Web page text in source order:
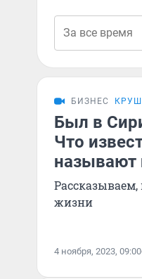
БИЗНЕС
Был в
Что
называют
Рассказываем,
жизни
4 ноября, 2023, 09:00